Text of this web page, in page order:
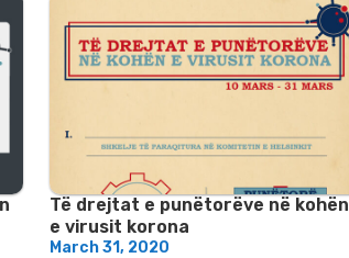
Të drejtat e punëtorëve në kohën
e virusit korona
March 31, 2020